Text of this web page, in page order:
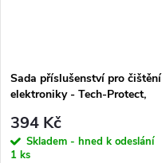
Sada příslušenství pro čištění
elektroniky - Tech-Protect,
394 Kč
Skladem - hned k odeslání
1 ks